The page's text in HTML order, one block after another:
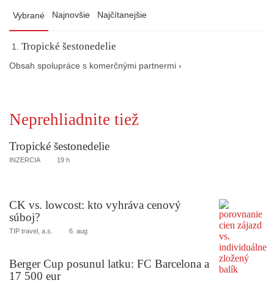
Vybrané Najnovšie Najčítanejšie
Tropické šestonedelie
Obsah spolupráce s komerčnými partnermi ›
Neprehliadnite tiež
Tropické šestonedelie
INZERCIA 19 h
CK vs. lowcost: kto vyhráva cenový
súboj?
TIP travel, a.s. 6. aug
Berger Cup posunul latku: FC Barcelona a
17 500 eur